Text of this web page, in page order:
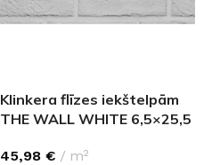
Klinkera flīzes iekštelpām
THE WALL WHITE 6,5×25,5
45,98 € m²